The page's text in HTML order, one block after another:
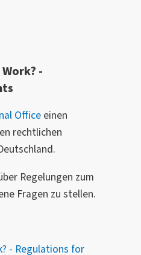
-
Officeeinen
rechtlichen
Regelungen zum
Fragen zu stellen.
- Regulations for